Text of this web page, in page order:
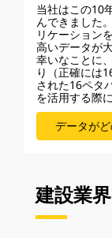
当社はこの10
んできました
リケーション
高いデータが
幸いなことに
り（正確には
された16ペタ
を活用する際
データが
建設業